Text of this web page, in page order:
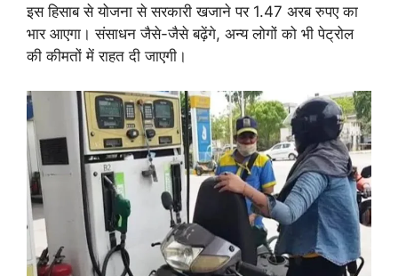
इस हिसाब से योजना से सरकारी खजाने पर 1.47 अरब रुपए का
भार आएगा। संसाधन जैसे-जैसे बढ़ेंगे, अन्य लोगों को भी पेट्रोल
की कीमतों में राहत दी जाएगी।